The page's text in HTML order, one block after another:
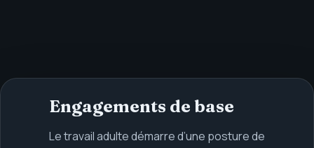
Engagements de base
Le travail adulte démarre d’une posture de